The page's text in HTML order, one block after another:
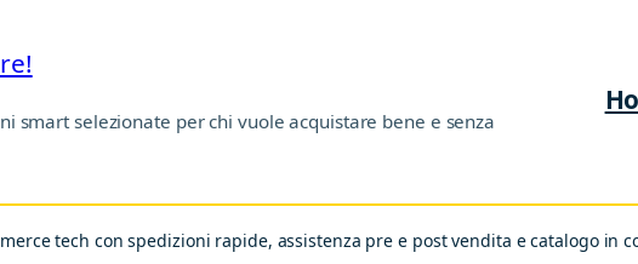
smart selezionate per chi vuole acquistare bene e senza
tech con spedizioni rapide, assistenza pre e post vendita e catalogo in